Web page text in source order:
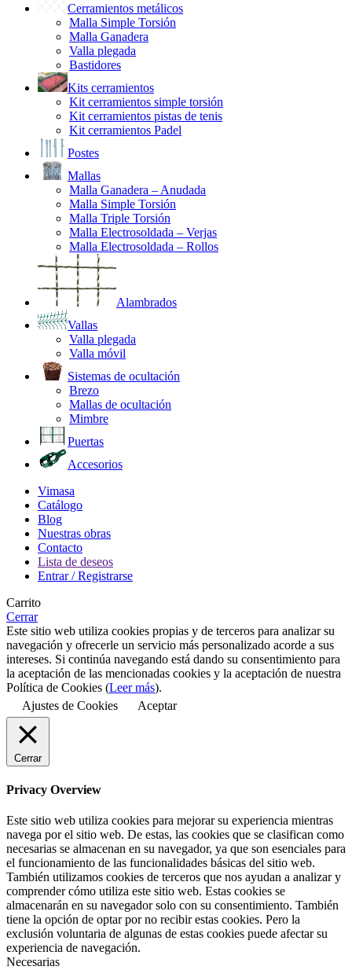
Cerramientos metálicos
Malla Simple Torsión
Malla Ganadera
Valla plegada
Bastidores
Kits cerramientos
Kit cerramientos simple torsión
Kit cerramientos pistas de tenis
Kit cerramientos Padel
Postes
Mallas
Malla Ganadera – Anudada
Malla Simple Torsión
Malla Triple Torsión
Malla Electrosoldada – Verjas
Malla Electrosoldada – Rollos
Alambrados
Vallas
Valla plegada
Valla móvil
Sistemas de ocultación
Brezo
Mallas de ocultación
Mimbre
Puertas
Accesorios
Vimasa
Catálogo
Blog
Nuestras obras
Contacto
Lista de deseos
Entrar / Registrarse
Carrito
Cerrar
Este sitio web utiliza cookies propias y de terceros para analizar su
navegación y ofrecerle un servicio más personalizado acorde a sus
intereses. Si continúa navegando está dando su consentimiento para
la aceptación de las mencionadas cookies y la aceptación de nuestra
Política de Cookies (Leer más).
Ajustes de Cookies
Aceptar
Cerrar
Privacy Overview
Este sitio web utiliza cookies para mejorar su experiencia mientras
navega por el sitio web. De estas, las cookies que se clasifican como
necesarias se almacenan en su navegador, ya que son esenciales para
el funcionamiento de las funcionalidades básicas del sitio web.
También utilizamos cookies de terceros que nos ayudan a analizar y
comprender cómo utiliza este sitio web. Estas cookies se
almacenarán en su navegador solo con su consentimiento. También
tiene la opción de optar por no recibir estas cookies. Pero la
exclusión voluntaria de algunas de estas cookies puede afectar su
experiencia de navegación.
Necesarias